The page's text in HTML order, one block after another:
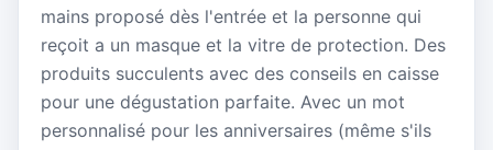
mains proposé dès l'entrée et la personne qui
reçoit a un masque et la vitre de protection. Des
produits succulents avec des conseils en caisse
pour une dégustation parfaite. Avec un mot
personnalisé pour les anniversaires (même s'ils